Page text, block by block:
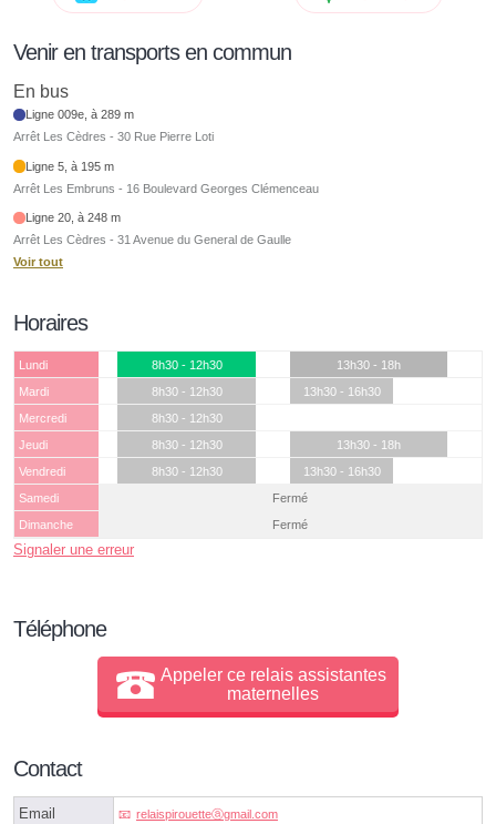
Venir en transports en commun
En bus
Ligne 009e, à 289 m
Arrêt Les Cèdres - 30 Rue Pierre Loti
Ligne 5, à 195 m
Arrêt Les Embruns - 16 Boulevard Georges Clémenceau
Ligne 20, à 248 m
Arrêt Les Cèdres - 31 Avenue du General de Gaulle
Voir tout
Horaires
Lundi 8h30 - 12h30
13h30 - 18h
Mardi
8h30 - 12h30
13h30 - 16h30
Mercredi
8h30 - 12h30
Jeudi
8h30 - 12h30
13h30 - 18h
Vendredi
8h30 - 12h30
13h30 - 16h30
Samedi
Fermé
Dimanche
Fermé
Signaler une erreur
Téléphone
Appeler ce relais assistantes
maternelles
Contact
Email relaispirouetteⓐgmail.com